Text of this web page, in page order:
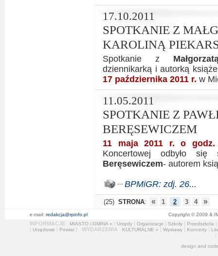
17.10.2011
SPOTKANIE Z
KAROLINĄ
Spotkanie z
dziennikarką i autorką
17 października 2011 r. w
11.05.2011
SPOTKANIE Z
BERĘSEWICZEM
11 maja 2011 r. o godz.
Koncertowej odbyło
Beręsewiczem- autorem
BPMiGR: zdj. 26...
(25) STRONA: « 1 2 3 4 »
e-mail: redakcja@rpinfo.pl Copyright © 2009 &
INFORMACJE MIASTO i GMINA » | Urzędy| Organizacje | Szkoły| Przedszkola |
| Urzędowe | Powiat | WYDARZENIA KULTURALNE » | Wystawy | Koncerty |
|
design and